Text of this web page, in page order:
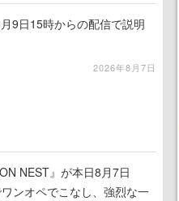
9日15時からの配信で説明
2026年8月7日
NEST』が本日8月7日
ンオペでこなし、強烈な一